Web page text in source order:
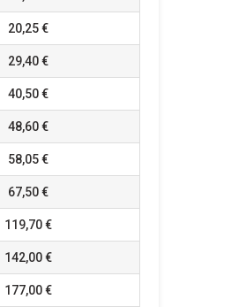
20,25 €
29,40 €
40,50 €
48,60 €
58,05 €
67,50 €
119,70 €
142,00 €
177,00 €